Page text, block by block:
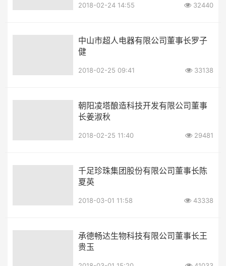
2018-02-24 14:55 32440
中山市超人电器有限公司董事长罗子
健
2018-02-25 09:41 33138
朝阳凌塔酿造科技开发有限公司董事
长姜淑秋
2018-02-25 11:40 29481
千足珍珠集团股份有限公司董事长陈
夏英
2018-03-01 11:58 43338
承德畅达生物科技有限公司董事长王
贵玉